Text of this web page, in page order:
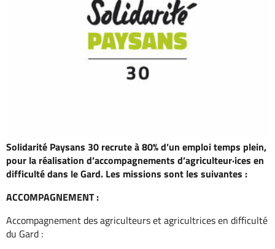
Solidarité Paysans 30 recrute à 80% d’un emploi temps plein,
pour la réalisation d’accompagnements d’agriculteur·ices en
difficulté dans le Gard. Les missions sont les suivantes :
ACCOMPAGNEMENT :
Accompagnement des agriculteurs et agricultrices en difficulté
du Gard :